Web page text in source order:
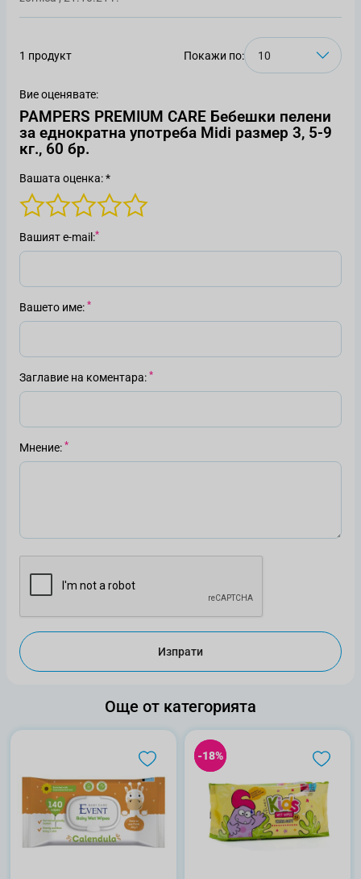
1 продукт Покажи по:
Вие оценявате:
PAMPERS PREMIUM CARE Бебешки пелени
за еднократна употреба Midi размер 3, 5-9
кг., 60 бр.
Вашата оценка: *
Вашият е-mail
Вашето име
Заглавие на коментара
Мнение
Изпрати
Още от категорията
-18%
-18%